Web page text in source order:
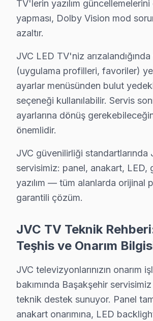
Başak Konutları
Metro ve TEM Otoyolu
S: Başakşehir'de ekran tamiri
C: Başakşehir servisimizde
S: Başakşehir'de anakart tamiri
C: TV açılmıyor, ana açılıp
S: Başakşehir'de panel değişimi
S: Başakşehir'de yazılım
C: Smart akıllı TV'lerde (Android
S: Başakşehir'de paneli kimin
S: Başakşehir'de arıza giderme
C: Evet. Başakşehir'de karmaşık
C: Başakşehir servisimizde JVC
S: Başakşehir'de JVC JVC 4K
C: Başakşehir'de bu marka 4K
TV'lerin yazılım
yapması, Dolby Vision mod
azaltır.
JVC LED TV'niz
(uygulama profilleri, favoriler)
ayarlar menüsünden bulut
seçeneği kullanılabilir. Servis
ayarlarına dönüş
önemlidir.
JVC güvenilirliği standartlarında
servisimiz: panel, anakart, LED,
yazılım — tüm alanlarda orijinal
garantili çözüm.
JVC TV Teknik
Teşhis ve Onarım
JVC televizyonlarınızın onarım
bakımında Başakşehir servisimiz
teknik destek sunuyor. Panel
anakart onarımına, LED